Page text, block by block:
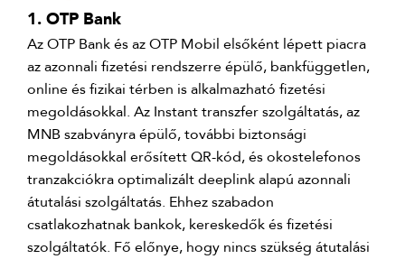
1. OTP Bank
Az OTP Bank és az OTP Mobil elsőként lépett piacra
az azonnali fizetési rendszerre épülő, bankfüggetlen,
online és fizikai térben is alkalmazható fizetési
megoldásokkal. Az Instant transzfer szolgáltatás, az
MNB szabványra épülő, további biztonsági
megoldásokkal erősített QR-kód, és okostelefonos
tranzakciókra optimalizált deeplink alapú azonnali
átutalási szolgáltatás. Ehhez szabadon
csatlakozhatnak bankok, kereskedők és fizetési
szolgáltatók. Fő előnye, hogy nincs szükség átutalási